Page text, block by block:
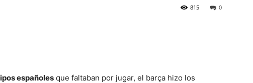
0
815
españoles que faltaban por jugar, el barça hizo los